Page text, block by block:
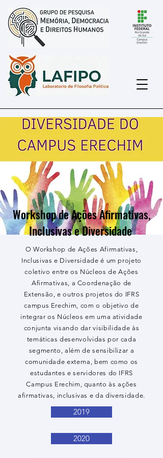
Workshop de Ações Afirmativas,
Inclusivas e Diversidade
O Workshop de Ações Afirmativas,
Inclusivas e Diversidade é um projeto
coletivo entre os Núcleos de Ações
Afirmativas, a Coordenação de
Extensão, e outros projetos do IFRS
campus Erechim, com o objetivo de
integrar os Núcleos em uma atividade
conjunta visando dar visibilidade às
temáticas desenvolvidas por cada
segmento, além de sensibilizar a
comunidade externa, bem como os
estudantes e servidores do IFRS
Campus Erechim, quanto às ações
afirmativas, inclusivas e da diversidade.
2019
2020